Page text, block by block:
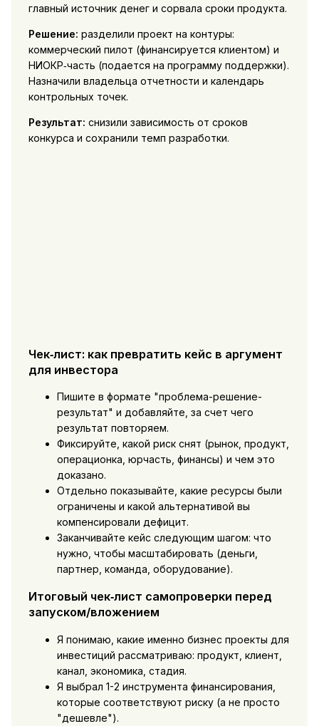
главный источник денег и сорвала сроки продукта.
Решение: разделили проект на контуры:
коммерческий пилот (финансируется клиентом) и
НИОКР‑часть (подается на программу поддержки).
Назначили владельца отчетности и календарь
контрольных точек.
Результат: снизили зависимость от сроков
конкурса и сохранили темп разработки.
Чек‑лист: как превратить кейс в аргумент
для инвестора
Пишите в формате "проблема-решение-
результат" и добавляйте, за счет чего
результат повторяем.
Фиксируйте, какой риск снят (рынок, продукт,
операционка, юрчасть, финансы) и чем это
доказано.
Отдельно показывайте, какие ресурсы были
ограничены и какой альтернативой вы
компенсировали дефицит.
Заканчивайте кейс следующим шагом: что
нужно, чтобы масштабировать (деньги,
партнер, команда, оборудование).
Итоговый чек‑лист самопроверки перед
запуском/вложением
Я понимаю, какие именно бизнес проекты для
инвестиций рассматриваю: продукт, клиент,
канал, экономика, стадия.
Я выбрал 1-2 инструмента финансирования,
которые соответствуют риску (а не просто
"дешевле").